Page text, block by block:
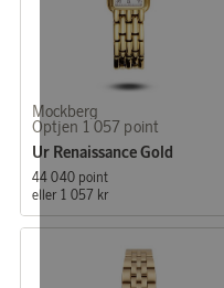
Mockberg
Optjen 1 057 point
Ur Renaissance Gold
44 040 point
eller 1 057 kr